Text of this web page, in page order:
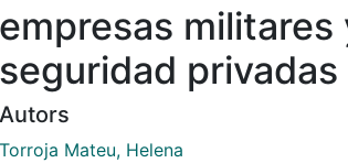
empresas militares
seguridad privadas
Autors
Torroja Mateu, Helena